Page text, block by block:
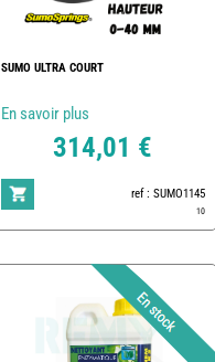
SUMO ULTRA COURT
En savoir plus
314,01 €
ref : SUMO1145
10